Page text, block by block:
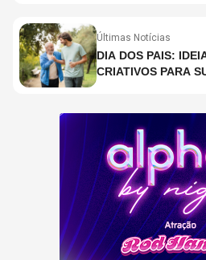
Últimas Notícias
DIA DOS PAIS: IDEIAS DE PRESENTES
CRIATIVOS PARA